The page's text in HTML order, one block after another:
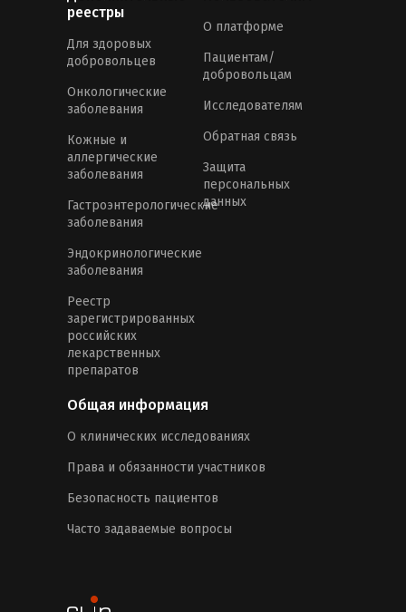
реестры
Для здоровых
добровольцев
Онкологические
заболевания
Кожные и
аллергические
заболевания
Гастроэнтерологические
заболевания
Эндокринологические
заболевания
Реестр
зарегистрированных
российских
лекарственных
препаратов
О платформе
Пациентам/
добровольцам
Исследователям
Обратная связь
Защита
персональных
данных
Общая информация
О клинических исследованиях
Права и обязанности участников
Безопасность пациентов
Часто задаваемые вопросы